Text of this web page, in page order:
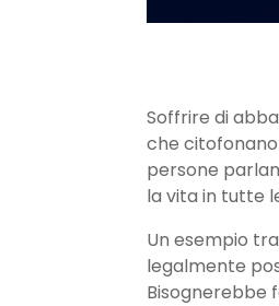
Soffrire di
che citofonano
persone
la vita in tutte
Un esempio
legalmente
Bisognerebbe